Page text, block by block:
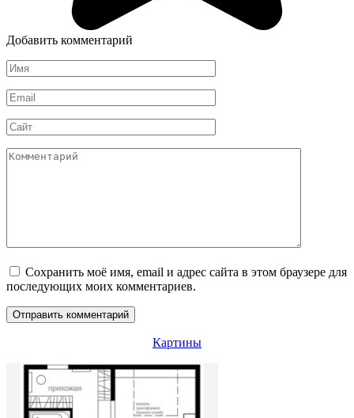
Добавить комментарий
Имя
*
Email
*
Сайт
Комментарий
Сохранить моё имя, email и адрес сайта в этом браузере для
последующих моих комментариев.
Картины